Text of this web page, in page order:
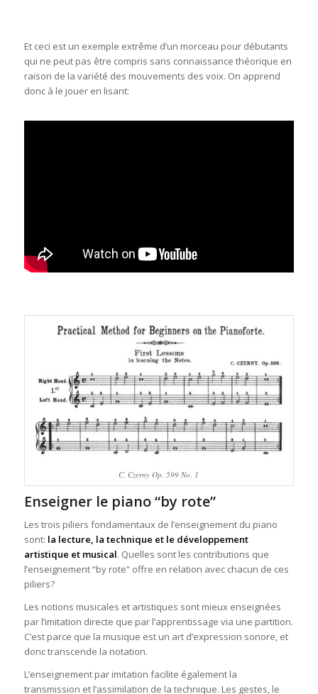
Et ceci est un exemple extrême d’un morceau pour débutants
qui ne peut pas être compris sans connaissance théorique en
raison de la variété des mouvements des voix. On apprend
donc à le jouer en lisant:
C. Czerny Op. 599 No. 1
Enseigner le piano “by rote”
Les trois piliers fondamentaux de l’enseignement du piano
sont: la lecture, la technique et le développement
artistique et musical. Quelles sont les contributions que
l’enseignement “by rote” offre en relation avec chacun de ces
piliers?
Les notions musicales et artistiques sont mieux enseignées
par l’imitation directe que par l’apprentissage via une partition.
C’est parce que la musique est un art d’expression sonore, et
donc transcende la notation.
L’enseignement par imitation facilite également la
transmission et l’assimilation de la technique. Les gestes, le